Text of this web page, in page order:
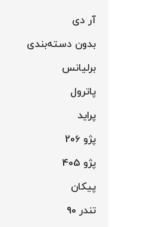
آر دی
بدون دسته‌بندی
برلیانس
پاترول
پراید
پژو 206
پژو 405
پیکان
تندر 90